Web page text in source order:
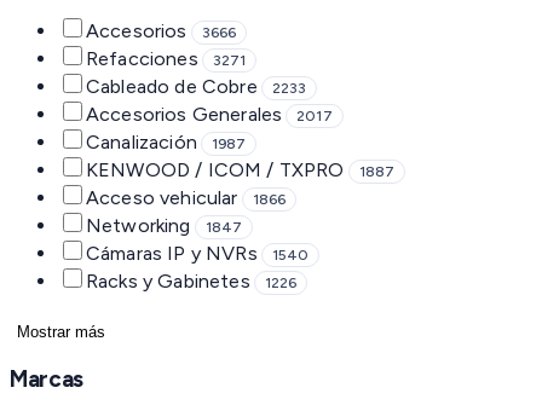
Accesorios 3666
Refacciones 3271
Cableado de Cobre 2233
Accesorios Generales 2017
Canalización 1987
KENWOOD / ICOM / TXPRO 1887
Acceso vehicular 1866
Networking 1847
Cámaras IP y NVRs 1540
Racks y Gabinetes 1226
Mostrar más
Marcas